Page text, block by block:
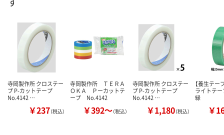
数量
カゴへ カゴへ カ
寺岡製作所 クロステー
プ P-カットテープ
No.4142 …
￥237（税込）
寺岡製作所 ＴＥＲＡ
ＯＫＡ Ｐーカットテ
ープ No.4142
￥392～（税込）
寺岡製作所 クロステー
プ P-カットテープ
No.4142 …
￥1,180（税込）
【養生テー
ライトテ
緑
￥